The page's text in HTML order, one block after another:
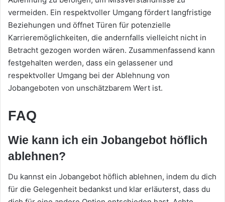
vermeiden. Ein respektvoller Umgang fördert langfristige
Beziehungen und öffnet Türen für potenzielle
Karrieremöglichkeiten, die andernfalls vielleicht nicht in
Betracht gezogen worden wären. Zusammenfassend kann
festgehalten werden, dass ein gelassener und
respektvoller Umgang bei der Ablehnung von
Jobangeboten von unschätzbarem Wert ist.
FAQ
Wie kann ich ein Jobangebot höflich
ablehnen?
Du kannst ein Jobangebot höflich ablehnen, indem du dich
für die Gelegenheit bedankst und klar erläuterst, dass du